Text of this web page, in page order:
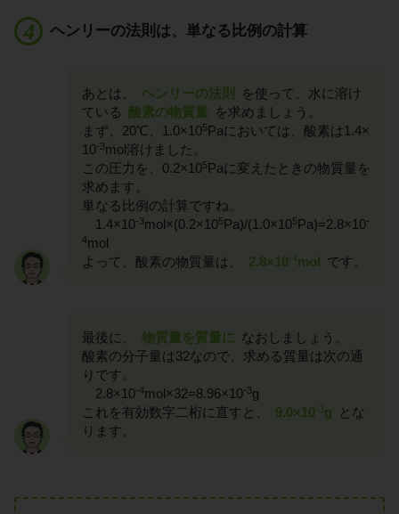
ヘンリーの法則は、単なる比例の計算
あとは、 ヘンリーの法則
を使って、水に溶け
ている 酸素の物質量 を求めましょう。
まず、20℃、1.0×105Paにおいては、酸素は1.4×
10-3mol溶けました。
この圧力を、0.2×105Paに変えたときの物質量を
求めます。
単なる比例の計算ですね。
1.4×10-3mol×(0.2×105Pa)/(1.0×105Pa)=2.8×10-
4mol
よって、酸素の物質量は、
2.8×10-4mol です。
最後に、 物質量を質量に なおしましょう。
酸素の分子量は32なので、求める質量は次の通
りです。
2.8×10-4mol×32=8.96×10-3g
これを有効数字二桁に直すと、
9.0×10-3g
とな
ります。